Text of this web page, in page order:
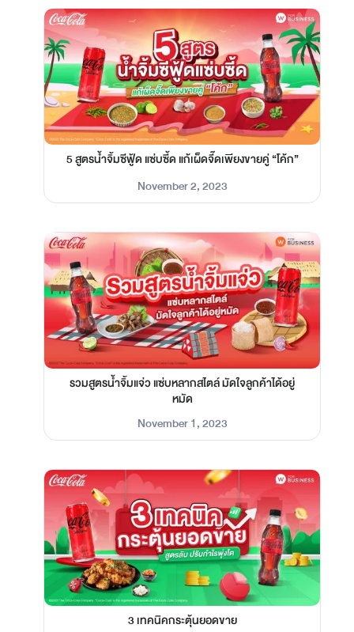
5 สูตรน้ำจิ้มซีฟู้ด แซ่บซี้ด แก้เผ็ดจี๊ดเพียงขายคู่ “โค้ก”
November 2, 2023
รวมสูตรน้ำจิ้มแจ่ว แซ่บหลากสไตล์ มัดใจลูกค้าได้อยู่
หมัด
November 1, 2023
3 เทคนิคกระตุ้นยอดขาย